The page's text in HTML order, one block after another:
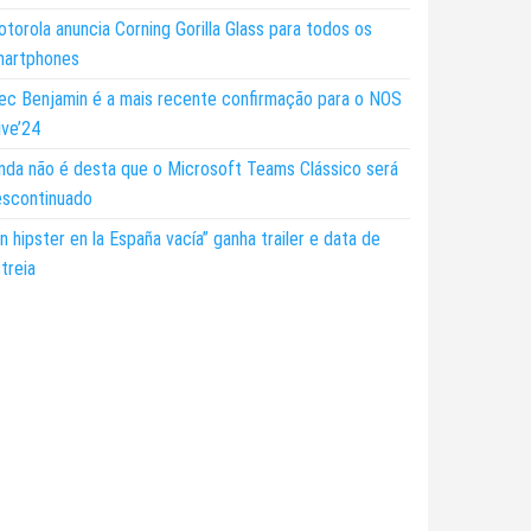
anuncia Corning Gorilla Glass para todos os
Benjamin é a mais recente confirmação para o NOS
não é desta que o Microsoft Teams Clássico será
hipster en la España vacía” ganha trailer e data de